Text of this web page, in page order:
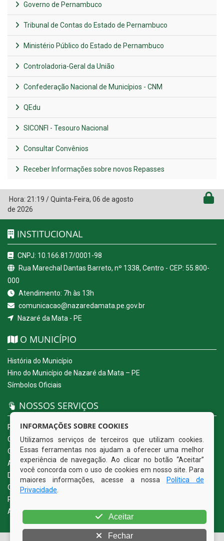
Governo de Pernambuco
Tribunal de Contas do Estado de Pernambuco
Ministério Público do Estado de Pernambuco
Controladoria-Geral da União
Confederação Nacional de Municípios - CNM
QEdu
SICONFI - Tesouro Nacional
Consultar Convênios
Receber Informações sobre novos Repasses
Hora: 21:19 /Quinta-Feira, 06 de agosto
de 2026
INSTITUCIONAL
CNPJ: 10.166.817/0001-98
Rua Marechal Dantas Barreto, nº 1338, Centro - CEP: 55.800-
000
Atendimento: 7h às 13h
comunicacao@nazaredamata.pe.gov.br
Nazaré da Mata - PE
O MUNICÍPIO
História do Município
Hino do Município de Nazaré da Mata – PE
Símbolos Oficiais
NOSSOS SERVIÇOS
Portal da Transparência
Carta de Serviços ao Usuário
Ouvidoria Eletrônica
Acesso a Informação (eSIC)
Diário Oficial
Quadro de Avisos
Política de Privacidade
Acessibilidade
INFORMAÇÕES SOBRE COOKIES
Utilizamos serviços de terceiros que utilizam cookies.
Essas ferramentas nos ajudam a oferecer uma melhor
experiência de navegação. Ao clicar no botão “Aceitar”
você concorda com o uso de cookies em nosso site. Para
maiores informações, acesse a nossa
Política de
Privacidade
Aceitar
Fechar